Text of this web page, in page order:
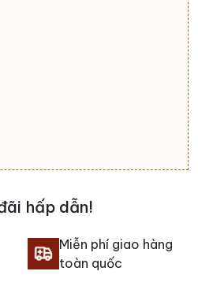
hấp dẫn!
Miễn phí giao hàng
toàn quốc